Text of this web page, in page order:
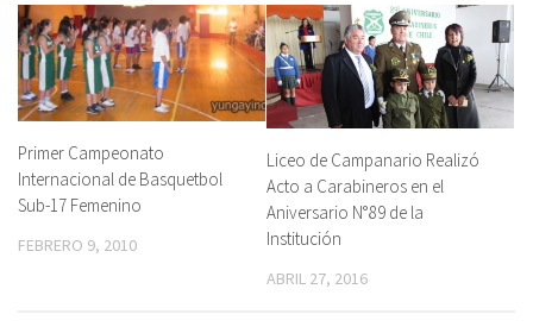
Primer Campeonato
Internacional de Basquetbol
Sub-17 Femenino
FEBRERO 9, 2010
Liceo de Campanario Realizó
Acto a Carabineros en el
Aniversario N°89 de la
Institución
ABRIL 27, 2016